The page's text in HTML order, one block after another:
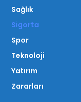
Sağlık
Sigorta
Spor
Teknoloji
Yatırım
Zararları